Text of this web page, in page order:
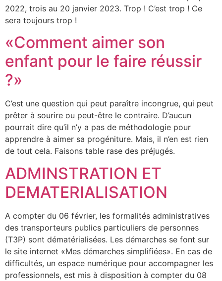
2022, trois au 20 janvier 2023. Trop ! C’est trop ! Ce
sera toujours trop !
«Comment aimer son
enfant pour le faire réussir
?»
C’est une question qui peut paraître incongrue, qui peut
prêter à sourire ou peut-être le contraire. D’aucun
pourrait dire qu’il n’y a pas de méthodologie pour
apprendre à aimer sa progéniture. Mais, il n’en est rien
de tout cela. Faisons table rase des préjugés.
ADMINSTRATION ET
DEMATERIALISATION
A compter du 06 février, les formalités administratives
des transporteurs publics particuliers de personnes
(T3P) sont dématérialisées. Les démarches se font sur
le site internet «Mes démarches simplifiées». En cas de
difficultés, un espace numérique pour accompagner les
professionnels, est mis à disposition à compter du 08